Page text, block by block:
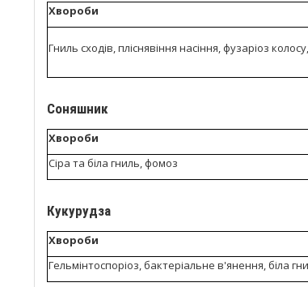
Хвороби
Гниль сходів, пліснявіння насіння, фузаріоз
Соняшник
Хвороби
Сіра та біла гниль, фомоз
Кукурудза
Хвороби
Гельмінтоспоріоз, бактеріальне в'янення, біла